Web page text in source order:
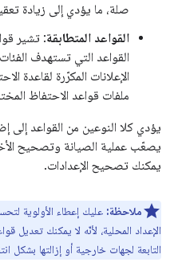
صلة، ما يؤدي إلى زيادة
القواعد المتطابقة: تشير
القواعد التي تستهدف
الإعلانات المكرّرة لقاعدة
ملفات قواعد الاحتفاظ
يؤدي كلا النوعين من القواعد إلى
يصعّب عملية الصيانة وتصحيح
يمكنك تصحيح الإعدادات.
ملاحظة: عليك إعطاء الأولوية
الإعداد المحلية، لأنّه لا يمكنك تعديل
التابعة لجهات خارجية أو إزالتها بشكل